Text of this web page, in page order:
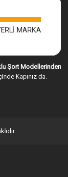
MARKA
Şort Modellerinden
Kapınız da.